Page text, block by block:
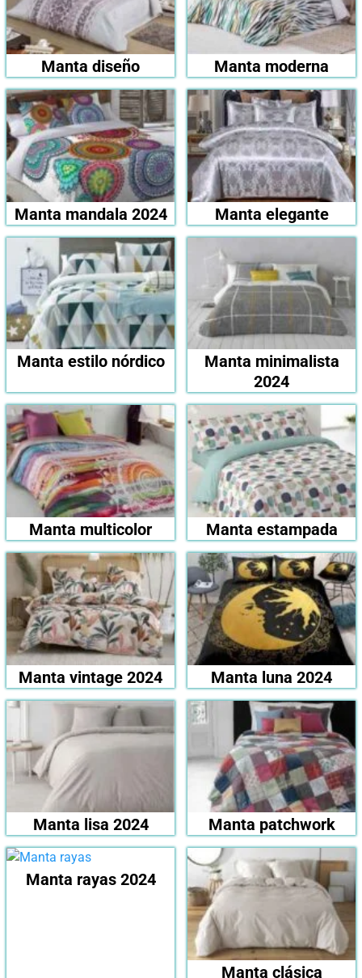
Manta diseño Manta moderna
Manta mandala 2024 Manta elegante
Manta estilo nórdico
Manta minimalista
2024
Manta multicolor Manta estampada
Manta vintage 2024 Manta luna 2024
Manta lisa 2024 Manta patchwork
Manta rayas 2024
Manta clásica